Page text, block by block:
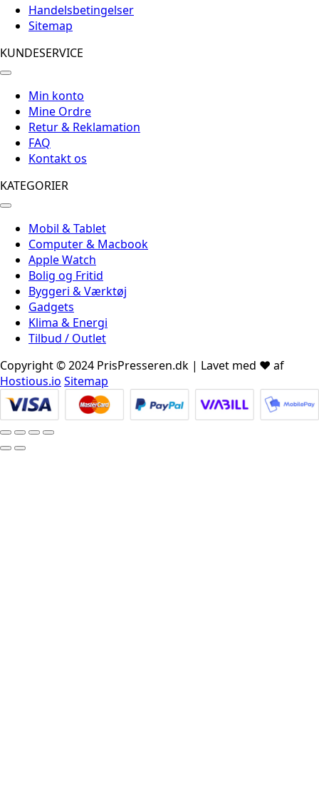
Handelsbetingelser
Sitemap
KUNDESERVICE
Min konto
Mine Ordre
Retur & Reklamation
FAQ
Kontakt os
KATEGORIER
Mobil & Tablet
Computer & Macbook
Apple Watch
Bolig og Fritid
Byggeri & Værktøj
Gadgets
Klima & Energi
Tilbud / Outlet
Copyright © 2024 PrisPresseren.dk | Lavet med ♥️ af
Hostious.io Sitemap